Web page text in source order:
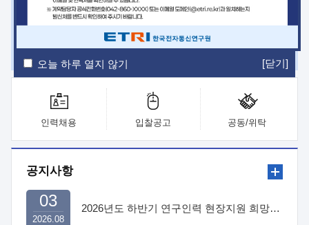
오늘 하루 열지 않기 [닫기]
ETRI Insight
ETRI Journal
전자통신동향분석
ETRI 웹진
ETRI 간행물
전자도서관
인력채용 입찰공고 공동/위탁
공지사항
2026년도 하반기 연구인력 현장지원 희망기업 신청/접수
2026.08
03